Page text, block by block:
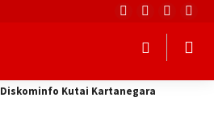
Diskominfo Kutai Kartanegara